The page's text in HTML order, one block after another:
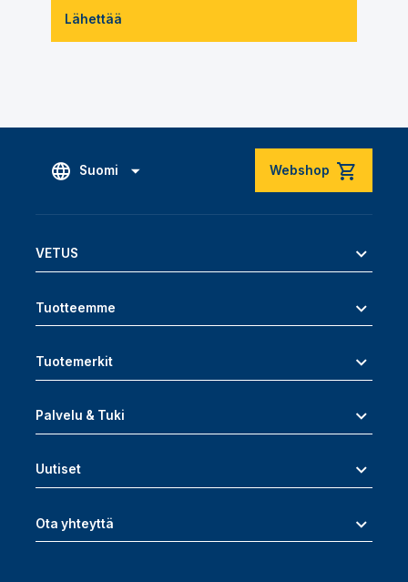
Lähettää
Suomi Webshop
VETUS
Tuotteemme
Tuotemerkit
Palvelu & Tuki
Uutiset
Ota yhteyttä